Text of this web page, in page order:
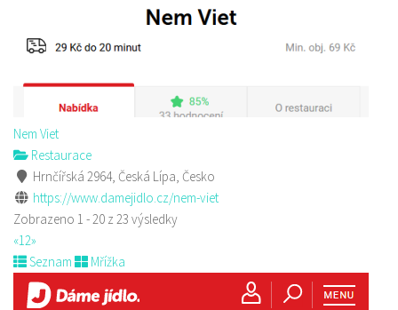
Nem Viet
Restaurace
Hrnčířská 2964, Česká Lípa, Česko
https://www.damejidlo.cz/nem-viet
Zobrazeno 1 - 20 z 23 výsledky
«12»
Seznam
Mřížka